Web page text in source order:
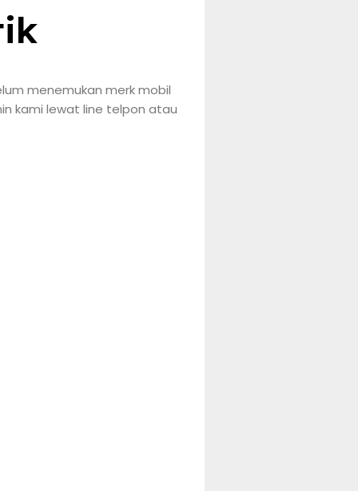
menemukan merk mobil
kami lewat line telpon atau